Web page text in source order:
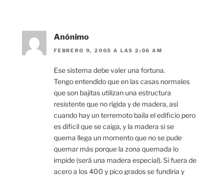
Anónimo
FEBRERO 9, 2005 A LAS 2:06 AM
Ese sistema debe valer una fortuna.
Tengo entendido que en las casas normales
que son bajitas utilizan una estructura
resistente que no rígida y de madera, así
cuando hay un terremoto baila el edificio pero
es dificil que se caiga, y la madera si se
quema llega un momento que no se pude
quemar más porque la zona quemada lo
impide (será una madera especial). Si fuera de
acero a los 400 y pico grados se fundiria y